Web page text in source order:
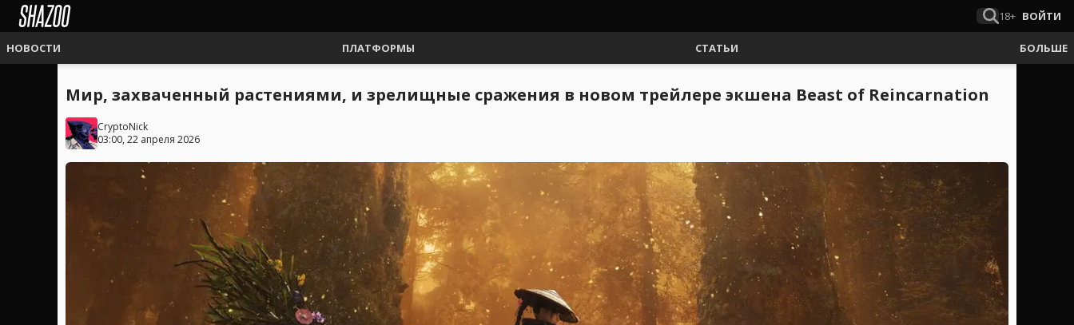
18+ ВОЙТИ
НОВОСТИ ПЛАТФОРМЫ СТАТЬИ БОЛЬШЕ
Мир, захваченный растениями, и зрелищные сражения в новом трейлере экшена Beast of Reincarnation
CryptoNick
03:00, 22 апреля 2026